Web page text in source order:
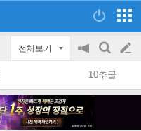
전체보기
공
지
on/off
검
색
글
쓰
10추글